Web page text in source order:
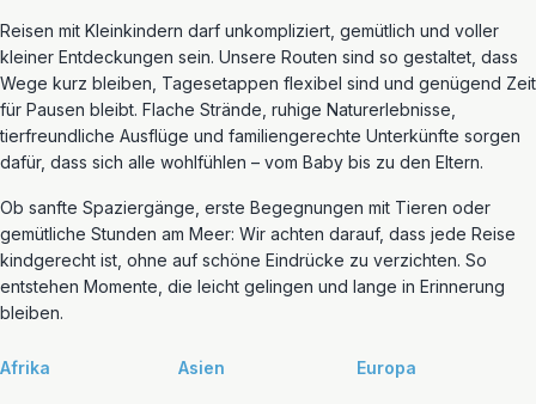
Reisen mit Kleinkindern darf unkompliziert, gemütlich und voller
kleiner Entdeckungen sein. Unsere Routen sind so gestaltet, dass
Wege kurz bleiben, Tagesetappen flexibel sind und genügend Zeit
für Pausen bleibt. Flache Strände, ruhige Naturerlebnisse,
tierfreundliche Ausflüge und familiengerechte Unterkünfte sorgen
dafür, dass sich alle wohlfühlen – vom Baby bis zu den Eltern.
Ob sanfte Spaziergänge, erste Begegnungen mit Tieren oder
gemütliche Stunden am Meer: Wir achten darauf, dass jede Reise
kindgerecht ist, ohne auf schöne Eindrücke zu verzichten. So
entstehen Momente, die leicht gelingen und lange in Erinnerung
bleiben.
Afrika Asien Europa